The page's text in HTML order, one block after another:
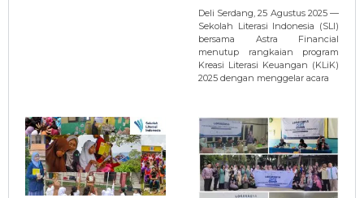
Deli Serdang, 25 Agustus 2025 —
Sekolah Literasi Indonesia (SLI)
bersama Astra Financial
menutup rangkaian program
Kreasi Literasi Keuangan (KLiK)
2025 dengan menggelar acara